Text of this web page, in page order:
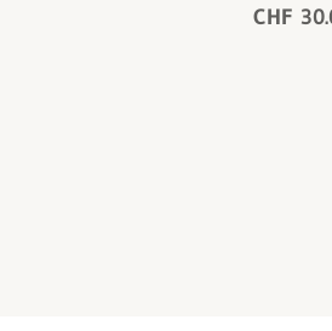
CHF